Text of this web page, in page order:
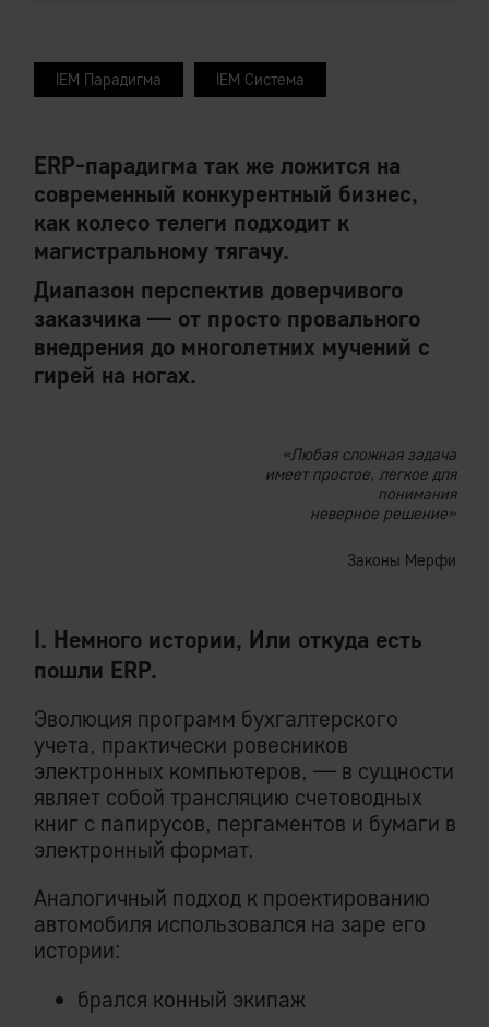
IEM Парадигма IEM Система
ERP-парадигма так же ложится на
современный конкурентный бизнес,
как колесо телеги подходит к
магистральному тягачу.
Диапазон перспектив доверчивого
заказчика — от просто провального
внедрения до многолетних мучений с
гирей на ногах.
«Любая сложная задача
имеет простое, легкое для
понимания
неверное решение»
Законы Мерфи
I. Немного истории, Или откуда есть
пошли ERP.
Эволюция программ бухгалтерского
учета, практически ровесников
электронных компьютеров, — в сущности
являет собой трансляцию счетоводных
книг с папирусов, пергаментов и бумаги в
электронный формат.
Аналогичный подход к проектированию
автомобиля использовался на заре его
истории:
брался конный экипаж